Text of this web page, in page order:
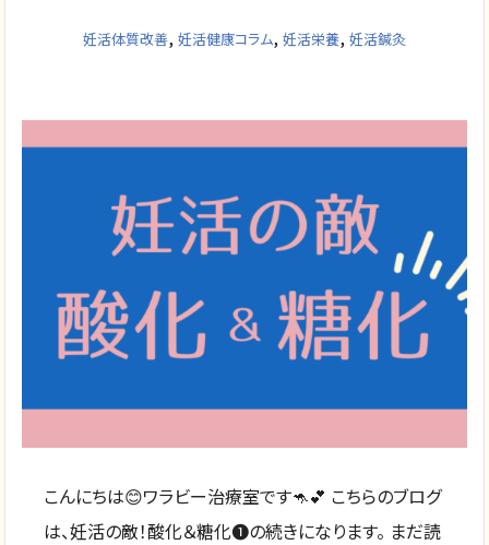
妊活体質改善, 妊活健康コラム, 妊活栄養, 妊活鍼灸
こんにちは😊ワラビー治療室です🦘💕 こちらのブログ
は、妊活の敵！酸化＆糖化❶の続きになります。 まだ読